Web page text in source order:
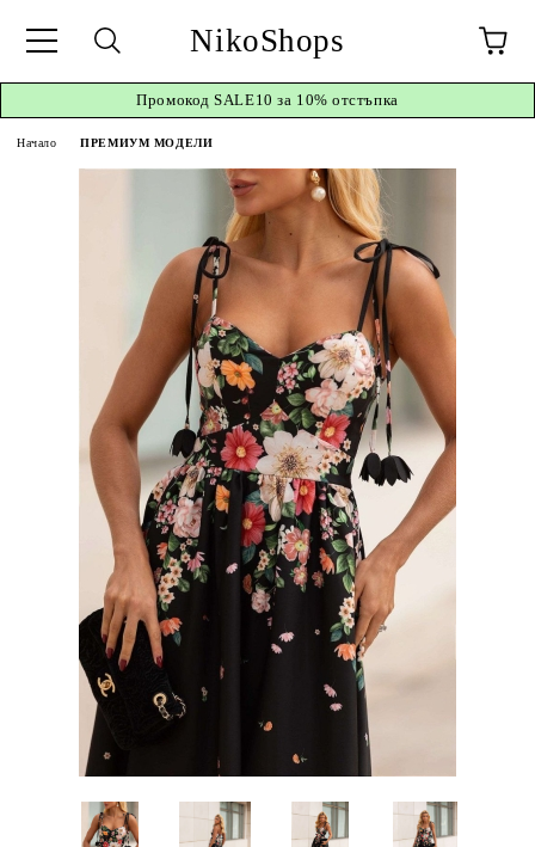
NikoShops
ПромокодSALE10 за 10% отстъпка
Начало ПРЕМИУМ МОДЕЛИ